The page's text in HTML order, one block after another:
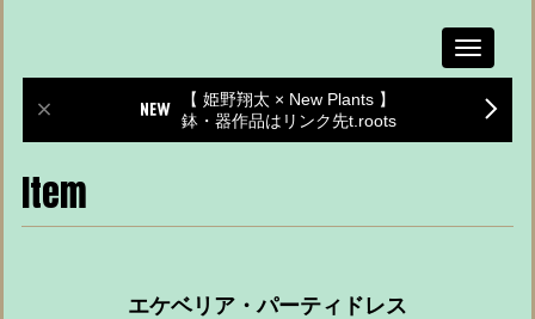
Toggle
【 姫野翔太 × New Plants 】
鉢・器作品はリンク先t.roots
Item
エケベリア・パーティドレス